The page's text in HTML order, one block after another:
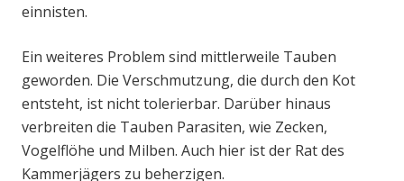
einnisten.
Ein weiteres Problem sind mittlerweile Tauben
geworden. Die Verschmutzung, die durch den Kot
entsteht, ist nicht tolerierbar. Darüber hinaus
verbreiten die Tauben Parasiten, wie Zecken,
Vogelflöhe und Milben. Auch hier ist der Rat des
Kammerjägers zu beherzigen.